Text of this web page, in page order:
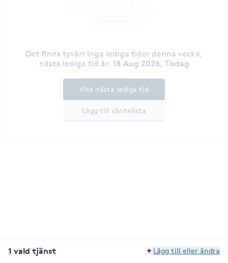
Det finns tyvärr inga lediga tider denna vecka,
nästa lediga tid är: 18 Aug 2026, Tisdag
Lägg till väntelista
Visa nästa lediga tid
1 vald tjänst Lägg till eller ändra